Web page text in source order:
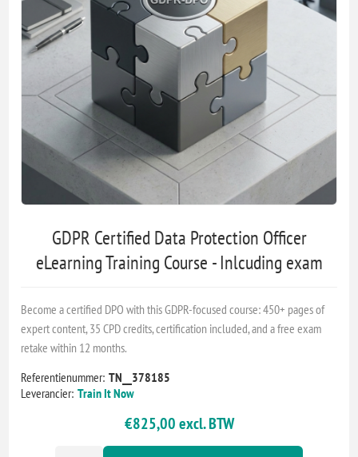
GDPR Certified Data Protection Officer
eLearning Training Course - Inlcuding exam
Become a certified DPO with this GDPR-focused course: 450+ pages of
expert content, 35 CPD credits, certification included, and a free exam
retake within 12 months.
Referentienummer: TN__378185
Leverancier: Train It Now
€825,00 excl. BTW